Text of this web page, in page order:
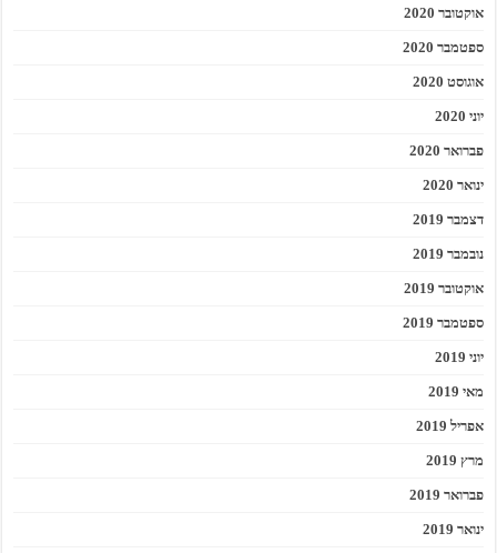
אוקטובר 2020
ספטמבר 2020
אוגוסט 2020
יוני 2020
פברואר 2020
ינואר 2020
דצמבר 2019
נובמבר 2019
אוקטובר 2019
ספטמבר 2019
יוני 2019
מאי 2019
אפריל 2019
מרץ 2019
פברואר 2019
ינואר 2019